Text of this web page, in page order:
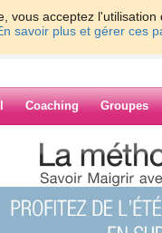
vous acceptez
savoir plus et gérer ces
Coaching Groupes
>
de